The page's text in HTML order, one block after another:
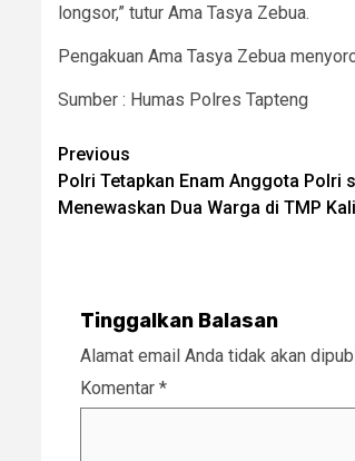
longsor,” tutur Ama Tasya Zebua.
Pengakuan Ama Tasya Zebua
Sumber : Humas Polres Tapteng
Post
navigation
Previous
Polri Tetapkan Enam Anggota Polri
Menewaskan Dua Warga di TMP
Tinggalkan Balasan
Alamat email Anda tidak akan
Komentar *